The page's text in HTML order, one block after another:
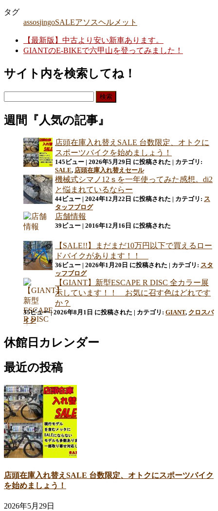
タグ
assosjingoSALEアソスヘルメット
【最新版】中古より安い新車あります。
GIANTのE-BIKEで六甲山を登ってみました！
サイト内を検索してね！
週間『人気の記事』
店頭在庫入れ替えSALE 台数限定、オトクに
スポーツバイクを始めましょう！
145ビュー | 2026年5月29日 に投稿された | カテゴリ:
SALE, 店頭在庫入れ替えセール
機械式シマノ12ｓを一年使ってみた感想。di2
と悩まれているならー
44ビュー | 2024年12月22日 に投稿された | カテゴリ: ス
タッフブログ
店舗情報
39ビュー | 2016年12月16日 に投稿された
【SALE!!】まだまだ10万円以下で買えるロー
ドバイクがあります！！
36ビュー | 2026年1月20日 に投稿された | カテゴリ: スタ
ッフブログ
【GIANT】新型ESCAPE R DISC 全カラー展
示しています！！ お気に召す色はどれです
か？
35ビュー|2026年8月1日 に投稿された | カテゴリ: GIANT, クロスバ
イク
休館日カレンダー
最近の投稿
店頭在庫入れ替えSALE 台数限定、オトクにスポーツバイク
を始めましょう！
2026年5月29日